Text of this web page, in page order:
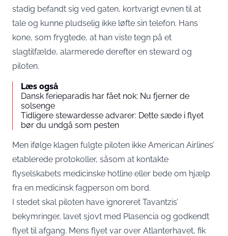
stadig befandt sig ved gaten, kortvarigt evnen til at
tale og kunne pludselig ikke løfte sin telefon. Hans
kone, som frygtede, at han viste tegn på et
slagtilfælde, alarmerede derefter en steward og
piloten.
Læs også
Dansk ferieparadis har fået nok: Nu fjerner de
solsenge
Tidligere stewardesse advarer: Dette sæde i flyet
bør du undgå som pesten
Men ifølge klagen fulgte piloten ikke American Airlines’
etablerede protokoller, såsom at kontakte
flyselskabets medicinske hotline eller bede om hjælp
fra en medicinsk fagperson om bord.
I stedet skal piloten have ignoreret Tavantzis’
bekymringer, lavet sjovt med Plasencia og godkendt
flyet til afgang. Mens flyet var over Atlanterhavet, fik